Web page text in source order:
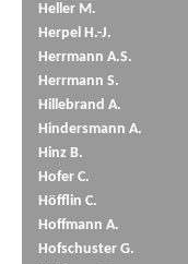
Heller M.
Herpel H.-J.
Herrmann A.S.
Herrmann S.
Hillebrand A.
Hindersmann A.
Hinz B.
Hofer C.
Höfflin C.
Hoffmann A.
Hofschuster G.